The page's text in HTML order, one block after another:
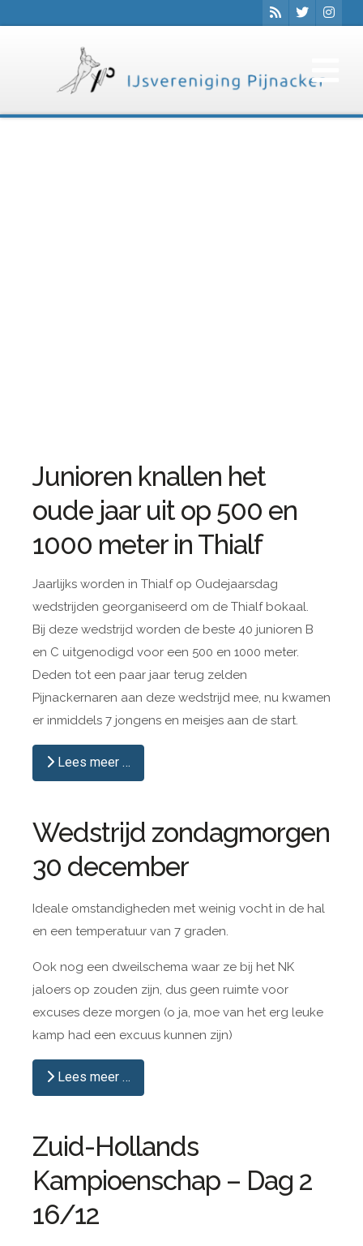
Junioren knallen het
oude jaar uit op 500 en
1000 meter in Thialf
Jaarlijks worden in Thialf op Oudejaarsdag
wedstrijden georganiseerd om de Thialf bokaal.
Bij deze wedstrijd worden de beste 40 junioren B
en C uitgenodigd voor een 500 en 1000 meter.
Deden tot een paar jaar terug zelden
Pijnackernaren aan deze wedstrijd mee, nu kwamen
er inmiddels 7 jongens en meisjes aan de start.
Lees meer …
Wedstrijd zondagmorgen
30 december
Ideale omstandigheden met weinig vocht in de hal
en een temperatuur van 7 graden.
Ook nog een dweilschema waar ze bij het NK
jaloers op zouden zijn, dus geen ruimte voor
excuses deze morgen (o ja, moe van het erg leuke
kamp had een excuus kunnen zijn)
Lees meer …
Zuid-Hollands
Kampioenschap – Dag 2
16/12